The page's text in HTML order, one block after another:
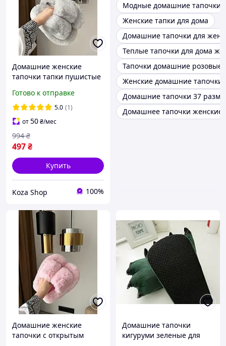
Домашние женские
тапочки тапки пушистые
теплые из меха для
девушек женщин
любимой комнаты светло
серые удобные
Готово к отправке
5.0 (1)
от50₴/мес
497₴
994 ₴
Купить
Koza Shop 100%
Модные домашние тапочки
Женские тапки для дома
Домашние тапочки для
Теплые тапочки для дома
Тапочки домашние розовые
Женские домашние тапочки
Домашние тапочки 37
Домашнее тапочки женские
Домашние женские
тапочки с открытым
Домашние тапочки
кигуруми зеленые для